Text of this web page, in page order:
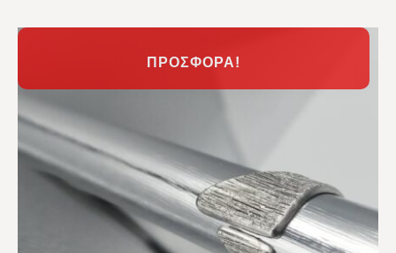
ΠΡΟΣΦΟΡΆ!